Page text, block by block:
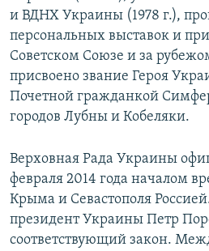
и ВДНХ Украины (1978 г.),
персональных выставок и
Советском Союзе и за
присвоено звание Героя
Почетной гражданкой
городов Лубны и Кобеляки.
Верховная Рада Украины
февраля 2014 года началом
Крыма и Севастополя
президент Украины Петр
соответствующий закон.